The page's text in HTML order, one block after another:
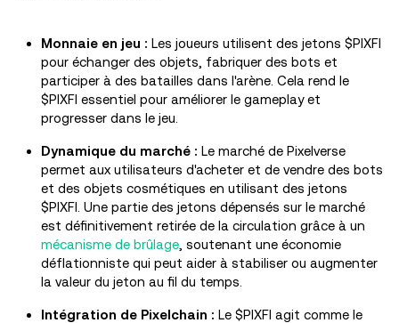
Monnaie en jeu : Les joueurs utilisent des jetons $PIXFI
pour échanger des objets, fabriquer des bots et
participer à des batailles dans l'arène. Cela rend le
$PIXFI essentiel pour améliorer le gameplay et
progresser dans le jeu.
Dynamique du marché : Le marché de Pixelverse
permet aux utilisateurs d'acheter et de vendre des bots
et des objets cosmétiques en utilisant des jetons
$PIXFI. Une partie des jetons dépensés sur le marché
est définitivement retirée de la circulation grâce à un
mécanisme de brûlage , soutenant une économie
déflationniste qui peut aider à stabiliser ou augmenter
la valeur du jeton au fil du temps.
Intégration de Pixelchain : Le $PIXFI agit comme le